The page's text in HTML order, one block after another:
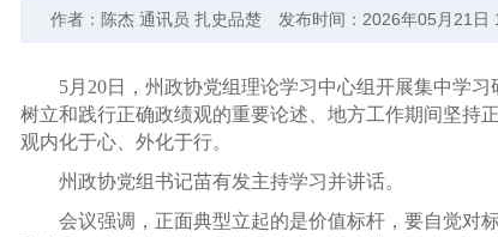
作者：陈杰 通讯员 扎史品楚 发布时间：2026年05月21日
5月20日，州政协党组理论学习中心组开展集中学
树立和践行正确政绩观的重要论述、地方工作期间坚持
观内化于心、外化于行。
州政协党组书记苗有发主持学习并讲话。
会议强调，正面典型立起的是价值标杆，要自觉对